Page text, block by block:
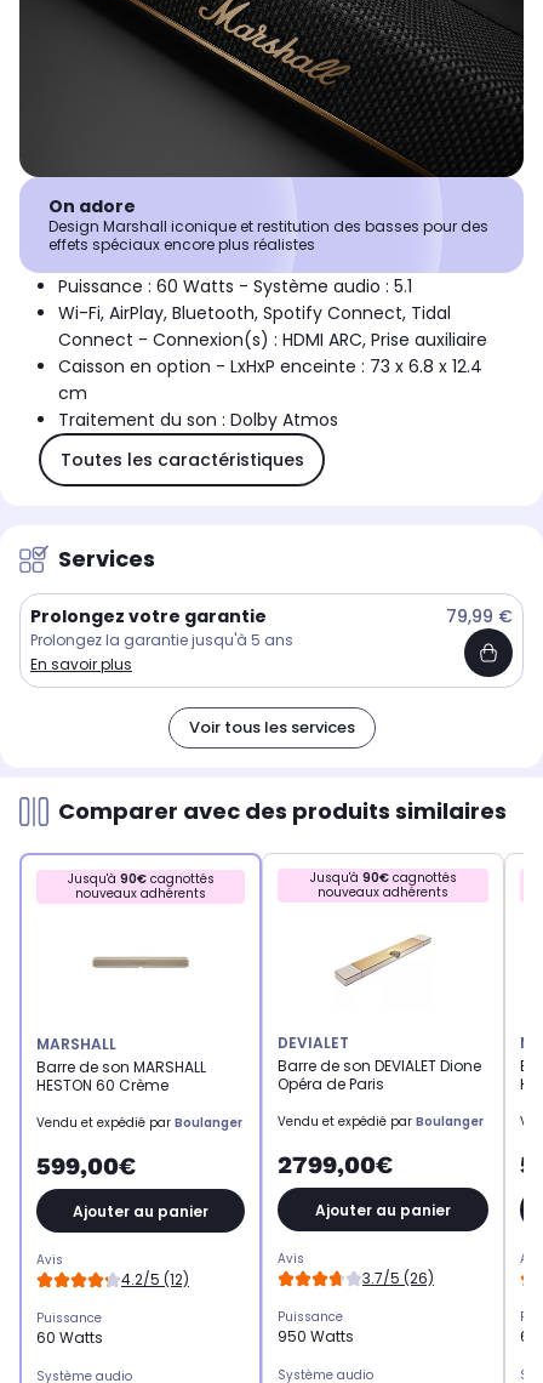
On adore
Design Marshall iconique et restitution des basses pour des
effets spéciaux encore plus réalistes
Puissance : 60 Watts - Système audio : 5.1
Wi-Fi, AirPlay, Bluetooth, Spotify Connect, Tidal
Connect - Connexion(s) : HDMI ARC, Prise auxiliaire
Caisson en option - LxHxP enceinte : 73 x 6.8 x 12.4
cm
Traitement du son : Dolby Atmos
Toutes les caractéristiques
Services
Prolongez votre garantie 79,99 €
Prolongez la garantie jusqu'à 5 ans
En savoir plus
Voir tous les services
Comparer avec des produits similaires
Jusqu'à 90€cagnottés
nouveaux adhérents
MARSHALL
Barre de son MARSHALL
HESTON 60 Crème
Vendu et expédié par Boulanger
599,00€
Ajouter au panier
Avis
4.2/5 (12)
Puissance
60 Watts
Système audio
Jusqu'à 90€cagnottés
nouveaux adhérents
DEVIALET
Barre de son DEVIALET Dione
Opéra de Paris
Vendu et expédié par Boulanger
2799,00€
Ajouter au panier
Avis
3.7/5 (26)
Puissance
950 Watts
Système audio
60